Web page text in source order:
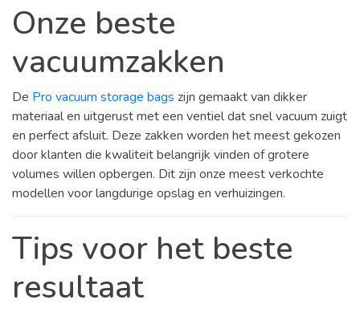
Onze beste
vacuumzakken
De Pro vacuum storage bags zijn gemaakt van dikker
materiaal en uitgerust met een ventiel dat snel vacuum zuigt
en perfect afsluit. Deze zakken worden het meest gekozen
door klanten die kwaliteit belangrijk vinden of grotere
volumes willen opbergen. Dit zijn onze meest verkochte
modellen voor langdurige opslag en verhuizingen.
Tips voor het beste
resultaat